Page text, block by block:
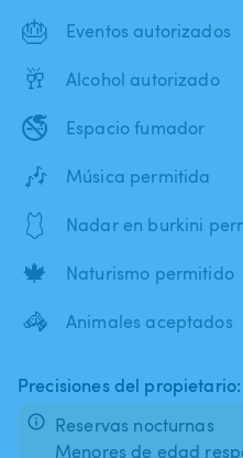
🎂 Eventos autorizados
🥂 Alcohol autorizado
🚭 Espacio fumador
🎶 Música permitida
🩱 Nadar en burkini
🍁 Naturismo permitido
🦓 Animales aceptados
Precisiones del propietario:
Reservas nocturnas
Menores de edad